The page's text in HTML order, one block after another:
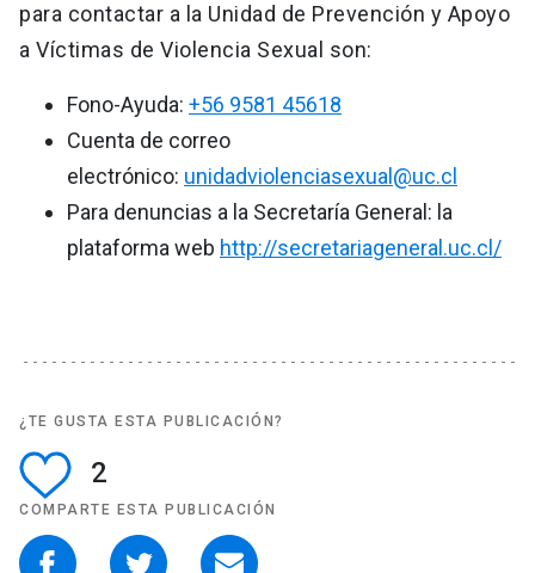
para contactar a la Unidad de Prevención y Apoyo
a Víctimas de Violencia Sexual son:
Fono-Ayuda: +56 9581 45618
Cuenta de correo
electrónico: unidadviolenciasexual@uc.cl
Para denuncias a la Secretaría General: la
plataforma web http://secretariageneral.uc.cl/
¿TE GUSTA ESTA PUBLICACIÓN?
2
COMPARTE ESTA PUBLICACIÓN